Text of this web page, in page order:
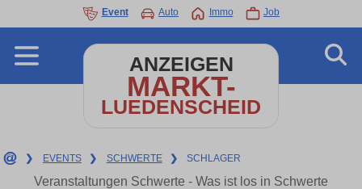
Event Auto Immo Job
ANZEIGEN
MARKT-
LUEDENSCHEID
❯ EVENTS ❯ SCHWERTE ❯ SCHLAGER
Veranstaltungen Schwerte - Was ist los in Schwerte